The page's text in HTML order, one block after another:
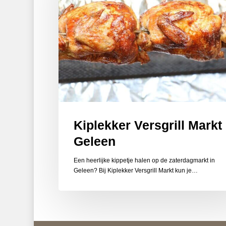
Kiplekker Versgrill Markt
Geleen
Een heerlijke kippetje halen op de zaterdagmarkt in
Geleen? Bij Kiplekker Versgrill Markt kun je…